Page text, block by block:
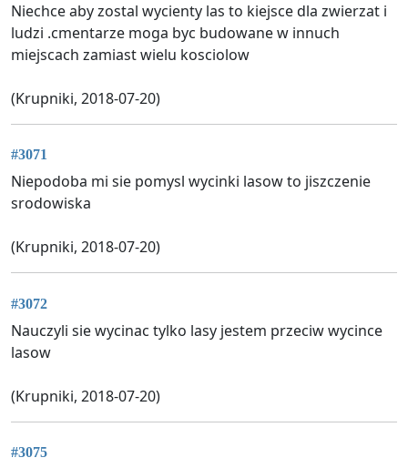
Niechce aby zostal wycienty las to kiejsce dla zwierzat i
ludzi .cmentarze moga byc budowane w innuch
miejscach zamiast wielu kosciolow
(Krupniki, 2018-07-20)
#3071
Niepodoba mi sie pomysl wycinki lasow to jiszczenie
srodowiska
(Krupniki, 2018-07-20)
#3072
Nauczyli sie wycinac tylko lasy jestem przeciw wycince
lasow
(Krupniki, 2018-07-20)
#3075